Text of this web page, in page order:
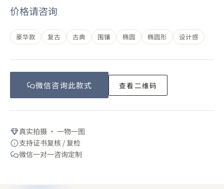
价格请咨询
豪华款 复古 古典 围镶 椭圆 椭圆形 设计感
微信咨询此款式 查看二维码
真实拍摄 · 一物一图
支持证书复核 / 复检
微信一对一咨询定制